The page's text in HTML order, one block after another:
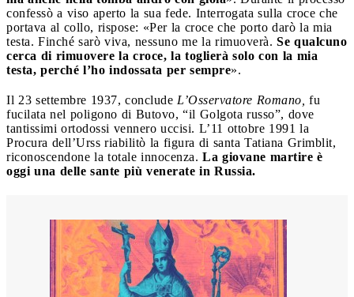
confessò a viso aperto la sua fede. Interrogata sulla croce che
portava al collo, rispose: «Per la croce che porto darò la mia
testa. Finché sarò viva, nessuno me la rimuoverà. Se qualcuno
cerca di rimuovere la croce, la toglierà solo con la mia
testa, perché l’ho indossata per sempre».
Il 23 settembre 1937, conclude L’Osservatore Romano, fu
fucilata nel poligono di Butovo, “il Golgota russo”, dove
tantissimi ortodossi vennero uccisi. L’11 ottobre 1991 la
Procura dell’Urss riabilitò la figura di santa Tatiana Grimblit,
riconoscendone la totale innocenza. La giovane martire è
oggi una delle sante più venerate in Russia.